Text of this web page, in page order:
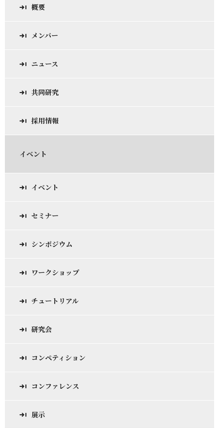
概要
メンバー
ニュース
共同研究
採用情報
イベント
イベント
セミナー
シンポジウム
ワークショップ
チュートリアル
研究会
コンペティション
コンファレンス
展示